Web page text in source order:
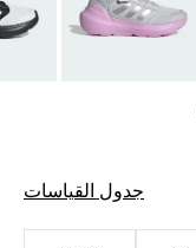
جدول القياسات